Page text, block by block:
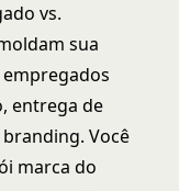
vs.
sua
entrega de
Você
marca do